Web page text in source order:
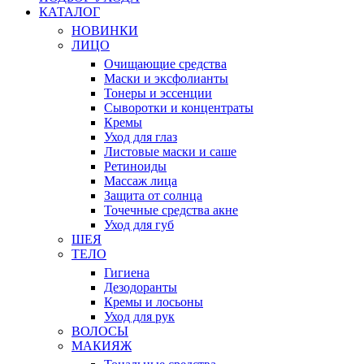
КАТАЛОГ
НОВИНКИ
ЛИЦО
Очищающие средства
Маски и эксфолианты
Тонеры и эссенции
Сыворотки и концентраты
Кремы
Уход для глаз
Листовые маски и саше
Ретиноиды
Массаж лица
Защита от солнца
Точечные средства акне
Уход для губ
ШЕЯ
ТЕЛО
Гигиена
Дезодоранты
Кремы и лосьоны
Уход для рук
ВОЛОСЫ
МАКИЯЖ